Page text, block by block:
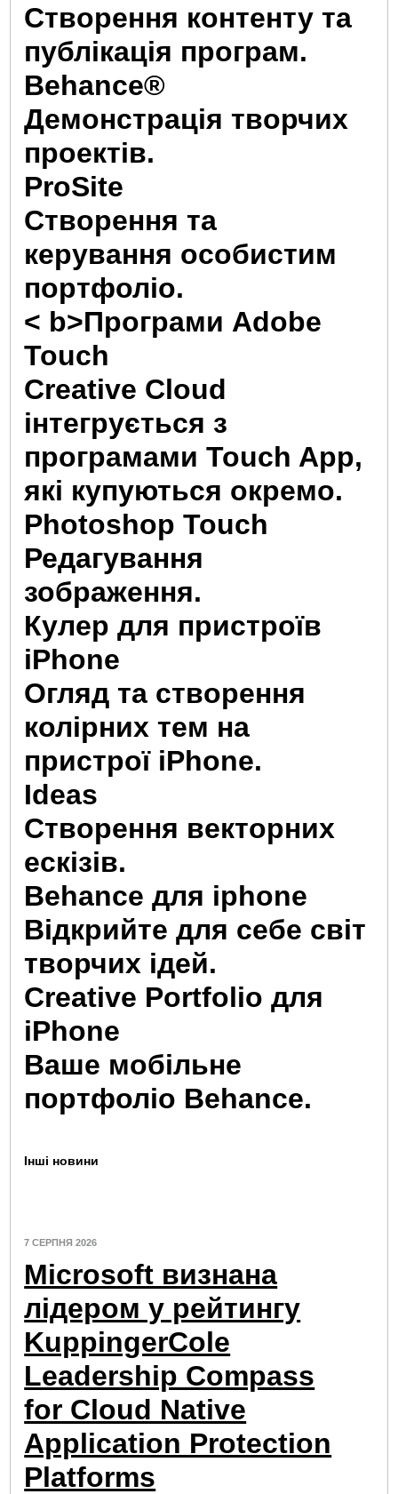
Створення контенту та
публікація програм.
Behance®
Демонстрація творчих
проектів.
ProSite
Створення та
керування особистим
портфоліо.
< b>Програми Adobe
Touch
Creative Cloud
інтегрується з
програмами Touch App,
які купуються окремо.
Photoshop Touch
Редагування
зображення.
Кулер для пристроїв
iPhone
Огляд та створення
колірних тем на
пристрої iPhone.
Ideas
Створення векторних
ескізів.
Behance для iphone
Відкрийте для себе світ
творчих ідей.
Creative Portfolio для
iPhone
Ваше мобільне
портфоліо Behance.
Інші новини
7 СЕРПНЯ 2026
Microsoft визнана
лідером у рейтингу
KuppingerCole
Leadership Compass
for Cloud Native
Application Protection
Platforms